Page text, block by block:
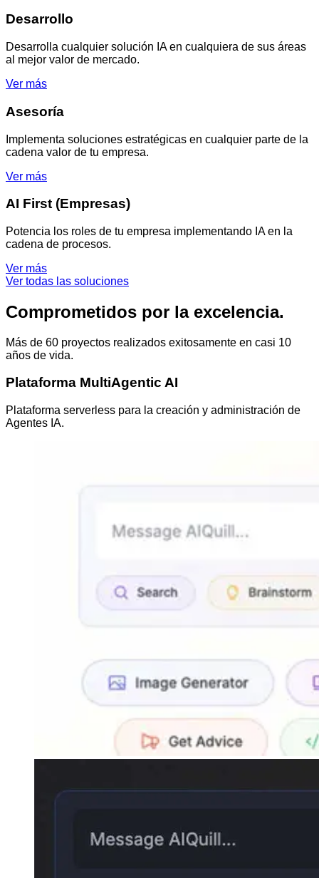
Desarrollo
Desarrolla cualquier solución IA en cualquiera de sus áreas
al mejor valor de mercado.
Ver más
Asesoría
Implementa soluciones estratégicas en cualquier parte de la
cadena valor de tu empresa.
Ver más
AI First (Empresas)
Potencia los roles de tu empresa implementando IA en la
cadena de procesos.
Ver más
Ver todas las soluciones
Comprometidos por la excelencia.
Más de 60 proyectos realizados exitosamente en casi 10
años de vida.
Plataforma MultiAgentic AI
Plataforma serverless para la creación y administración de
Agentes IA.